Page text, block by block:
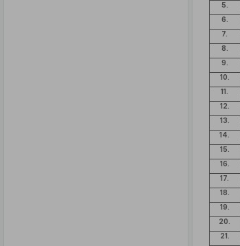
5.
6.
7.
8.
9.
10.
11.
12.
13.
14.
15.
16.
17.
18.
19.
20.
21.